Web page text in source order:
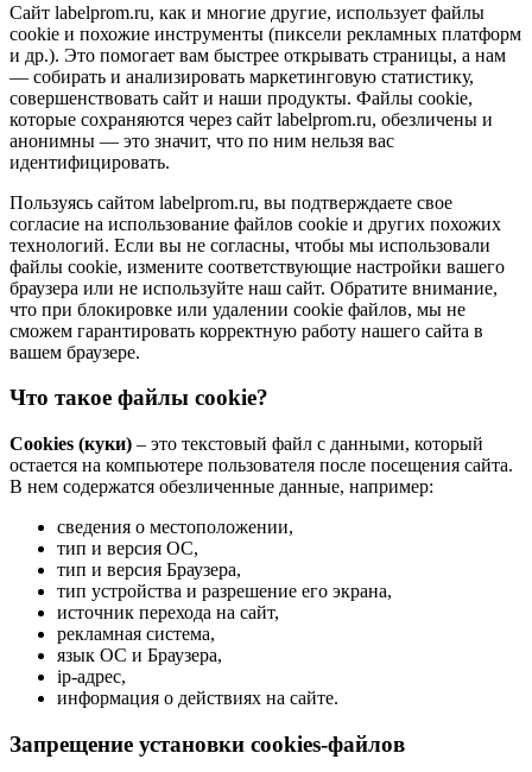
Сайт labelprom.ru, как и многие другие, использует файлы
cookie и похожие инструменты (пиксели рекламных платформ
и др.). Это помогает вам быстрее открывать страницы, а нам
— собирать и анализировать маркетинговую статистику,
совершенствовать сайт и наши продукты. Файлы сookie,
которые сохраняются через сайт labelprom.ru, обезличены и
анонимны — это значит, что по ним нельзя вас
идентифицировать.
Пользуясь сайтом labelprom.ru, вы подтверждаете свое
согласие на использование файлов cookie и других похожих
технологий. Если вы не согласны, чтобы мы использовали
файлы cookie, измените соответствующие настройки вашего
браузера или не используйте наш сайт. Обратите внимание,
что при блокировке или удалении cookie файлов, мы не
сможем гарантировать корректную работу нашего сайта в
вашем браузере.
Что такое файлы cookie?
Cookies (куки) – это текстовый файл с данными, который
остается на компьютере пользователя после посещения сайта.
В нем содержатся обезличенные данные, например:
сведения о местоположении,
тип и версия ОС,
тип и версия Браузера,
тип устройства и разрешение его экрана,
источник перехода на сайт,
рекламная система,
язык ОС и Браузера,
ip-адрес,
информация о действиях на сайте.
Запрещение установки cookies-файлов